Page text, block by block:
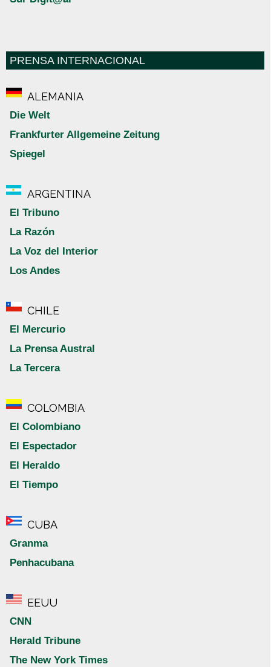
PRENSA INTERNACIONAL
ALEMANIA
Die Welt
Frankfurter Allgemeine Zeitung
Spiegel
ARGENTINA
El Tribuno
La Razón
La Voz del Interior
Los Andes
CHILE
El Mercurio
La Prensa Austral
La Tercera
COLOMBIA
El Colombiano
El Espectador
El Heraldo
El Tiempo
CUBA
Granma
Penhacubana
EEUU
CNN
Herald Tribune
The New York Times